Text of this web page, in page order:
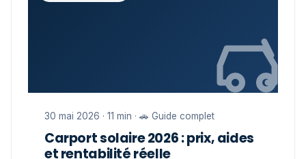
30 mai 2026 · 11 min · 🚗 Guide complet
Carport solaire 2026 : prix, aides
et rentabilité réelle